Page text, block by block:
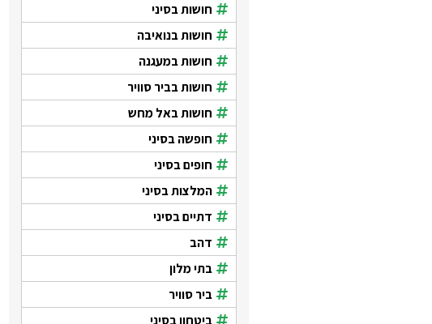
חושות בסיני
חושות בנואיבה
חושות במעגנה
חושות בביר סוויר
חושות באל מחש
חופשה בסיני
חופים בסיני
המלצות בסיני
דתיים בסיני
דהב
בתי מלון
ביר סוויר
ביטחון בסיני